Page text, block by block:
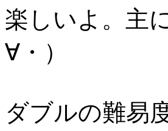
楽しいよ。主
∀・）
ダブルの難易